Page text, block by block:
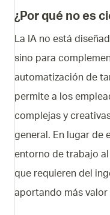
¿Por qué no es
La IA no está
sino para
automatización de
permite a los
complejas y
general. En lugar de
entorno de trabajo
que requieren del
aportando más valor